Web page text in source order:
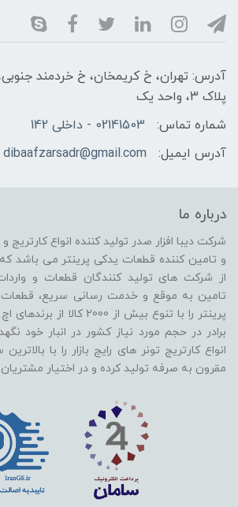
آدرس: تهران، خ کریمخان، خ خردمند
پلاک 3، واحد یک
شماره تماس:
02141503 - داخلی 142
آدرس ایمیل:
dibaafzarsadr@gmail.com
درباره ما
شرکت دیبا افزار صدر تولید کننده انواع کارتریج
و تامین کننده قطعات یدکی پرینتر می باشد که
از شرکت های تولید کنندگان قطعات و
تامین به موقع و خدمت رسانی سریع، قطعات
پرینتر را با تنوع بیش از
برادر در حجم مورد نیاز کشور در انبار خود
انواع کارتریج تونر های رایج بازار را با
مقرون به صرفه تولید کرده و در اختیار